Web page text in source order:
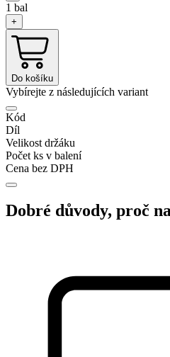
1 bal
+
Do košíku
Vybírejte z následujících variant
Kód
Díl
Velikost držáku
Počet ks v balení
Cena bez DPH
Dobré důvody, proč